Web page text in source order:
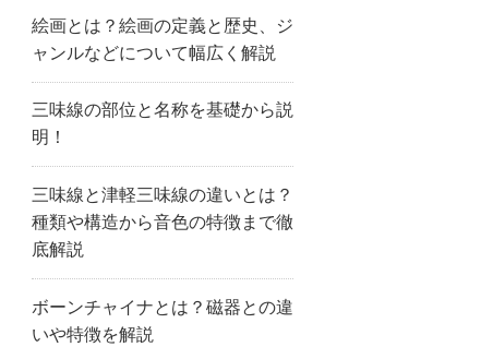
絵画とは？絵画の定義と歴史、ジ
ャンルなどについて幅広く解説
三味線の部位と名称を基礎から説
明！
三味線と津軽三味線の違いとは？
種類や構造から音色の特徴まで徹
底解説
ボーンチャイナとは？磁器との違
いや特徴を解説